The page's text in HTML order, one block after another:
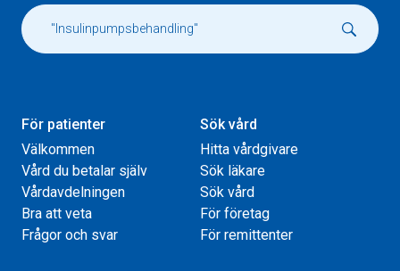
För patienter
Välkommen
Vård du betalar själv
Vårdavdelningen
Bra att veta
Frågor och svar
Sök vård
Hitta vårdgivare
Sök läkare
Sök vård
För företag
För remittenter